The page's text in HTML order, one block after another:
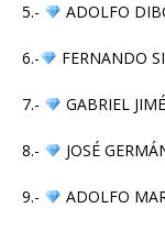
5.- ADOLFO
6.- FERNANDO
7.- GABRIEL
8.- JOSÉ
9.- ADOLFO